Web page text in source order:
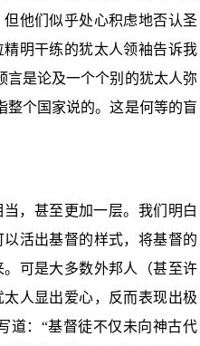
他们似乎处心积虑地否认圣
明干练的犹太人领袖告诉我
言是论及一个个别的犹太人弥
整个国家说的。这是何等的盲
，甚至更加一层。我们明白
活出基督的样式，将基督的
可是大多数外邦人（甚至许
人显出爱心，反而表现出极
道：“基督徒不仅未向神古代